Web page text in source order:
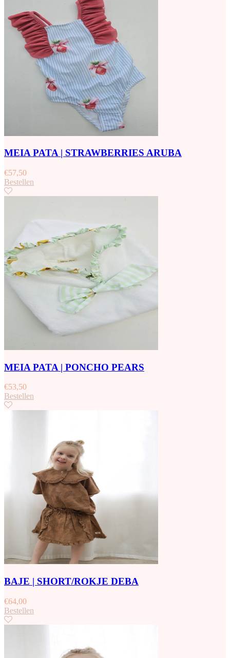
MEIA PATA | STRAWBERRIES ARUBA
€57,50
Bestellen
MEIA PATA | PONCHO PEARS
€53,50
Bestellen
BAJE | SHORT/ROKJE DEBA
€64,00
Bestellen